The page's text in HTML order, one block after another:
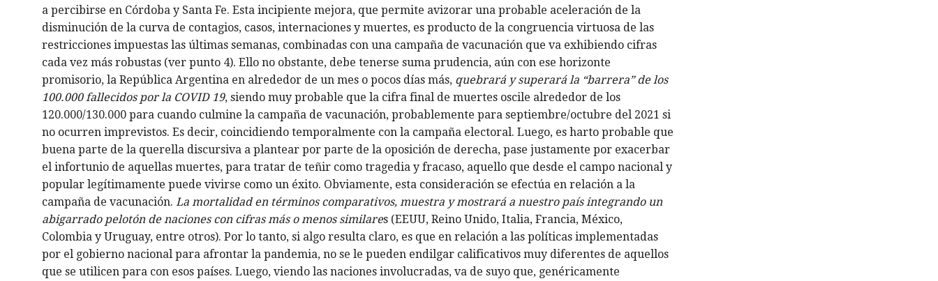
a percibirse en Córdoba y Santa Fe. Esta incipiente mejora, que permite avizorar una probable aceleración de la
disminución de la curva de contagios, casos, internaciones y muertes, es producto de la congruencia virtuosa de las
restricciones impuestas las últimas semanas, combinadas con una campaña de vacunación que va exhibiendo cifras
cada vez más robustas (ver punto 4). Ello no obstante, debe tenerse suma prudencia, aún con ese horizonte
promisorio, la República Argentina en alrededor de un mes o pocos días más, quebrará y superará la “barrera” de los
100.000 fallecidos por la COVID 19, siendo muy probable que la cifra final de muertes oscile alrededor de los
120.000/130.000 para cuando culmine la campaña de vacunación, probablemente para septiembre/octubre del 2021 si
no ocurren imprevistos. Es decir, coincidiendo temporalmente con la campaña electoral. Luego, es harto probable que
buena parte de la querella discursiva a plantear por parte de la oposición de derecha, pase justamente por exacerbar
el infortunio de aquellas muertes, para tratar de teñir como tragedia y fracaso, aquello que desde el campo nacional y
popular legítimamente puede vivirse como un éxito. Obviamente, esta consideración se efectúa en relación a la
campaña de vacunación. La mortalidad en términos comparativos, muestra y mostrará a nuestro país integrando un
abigarrado pelotón de naciones con cifras más o menos similares (EEUU, Reino Unido, Italia, Francia, México,
Colombia y Uruguay, entre otros). Por lo tanto, si algo resulta claro, es que en relación a las políticas implementadas
por el gobierno nacional para afrontar la pandemia, no se le pueden endilgar calificativos muy diferentes de aquellos
que se utilicen para con esos países. Luego, viendo las naciones involucradas, va de suyo que, genéricamente